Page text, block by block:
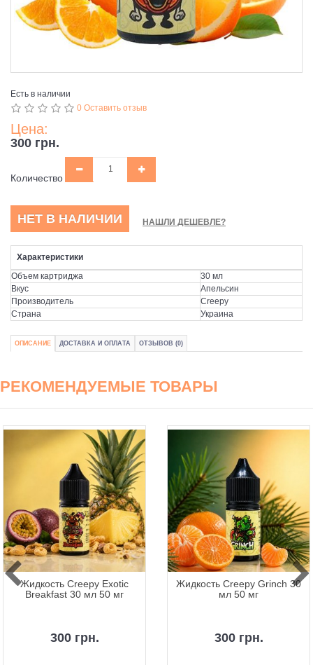
Есть в наличии
0 Оставить отзыв
Цена:
300 грн.
Количество
НЕТ В НАЛИЧИИ НАШЛИ ДЕШЕВЛЕ?
Характеристики
Объем картриджа
30 мл
Вкус
Апельсин
Производитель
Creepy
Страна
Украина
ОПИСАНИЕ ДОСТАВКА И ОПЛАТА ОТЗЫВОВ (0)
РЕКОМЕНДУЕМЫЕ ТОВАРЫ
Жидкость Creepy Exotic
Breakfast 30 мл 50 мг
300 грн.
Жидкость Creepy Grinch 30
мл 50 мг
300 грн.